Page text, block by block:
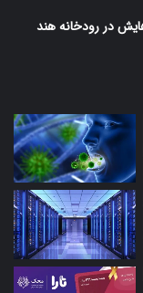
در رودخانه هند